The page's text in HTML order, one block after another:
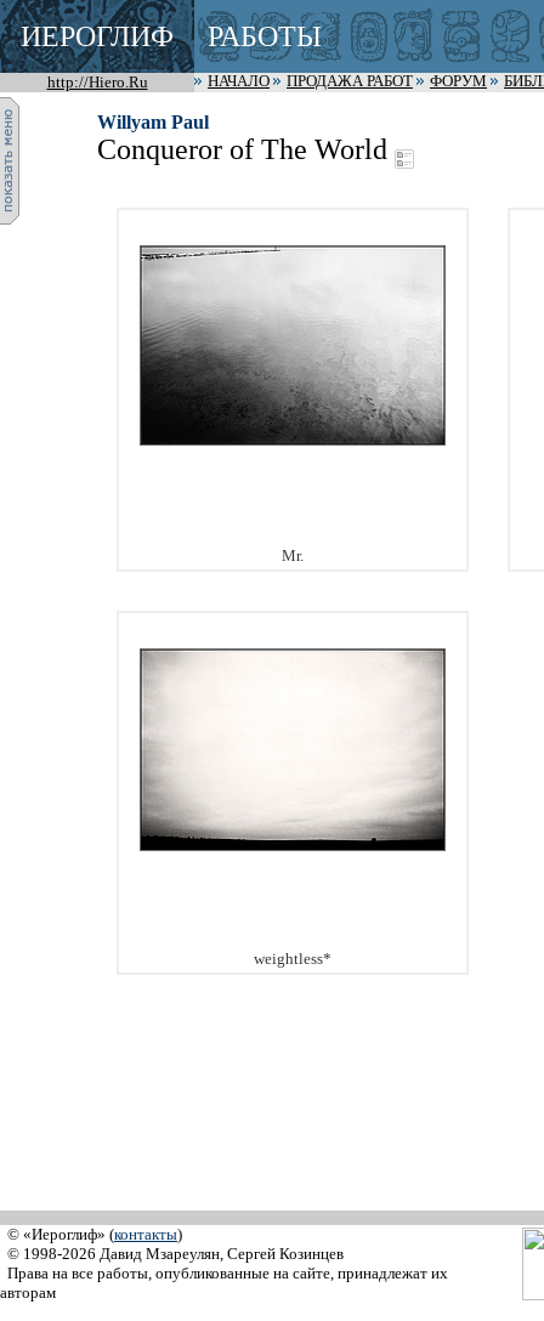
ИЕРОГЛИФ РАБОТЫ
http://Hiero.Ru НАЧАЛО ПРОДАЖА РАБОТ ФОРУМ
Willyam Paul
Conqueror of The World
Mr.
weightless*
© «Иероглиф» (контакты)
© 1998-2026 Давид Мзареулян, Сергей Козинцев
Права на все работы, опубликованные на сайте, принадлежат их
авторам